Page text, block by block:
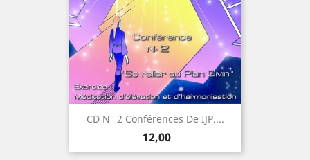
CD N° 2 Conférences De IJP....
Prijs
12,00